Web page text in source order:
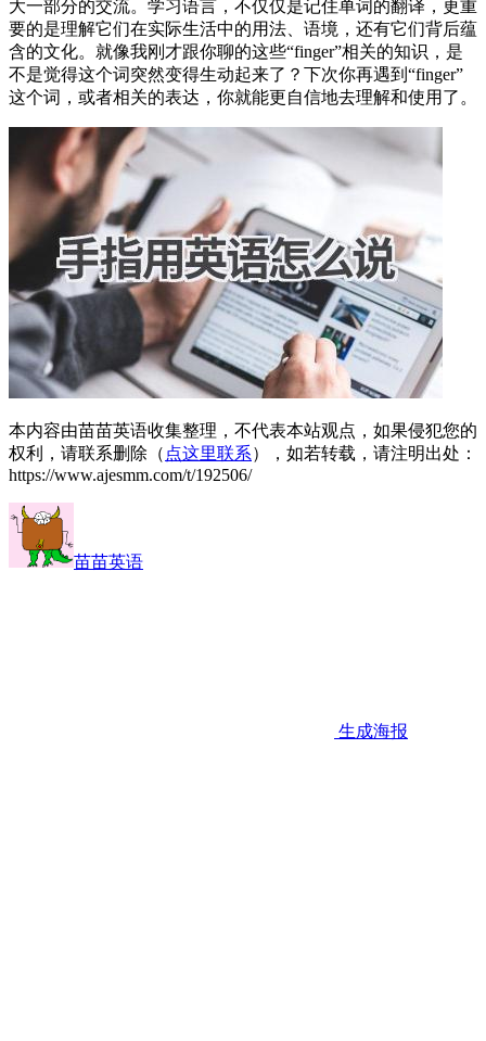
大一部分的交流。学习语言，不仅仅是记住单词的翻译，更重
要的是理解它们在实际生活中的用法、语境，还有它们背后蕴
含的文化。就像我刚才跟你聊的这些“finger”相关的知识，是
不是觉得这个词突然变得生动起来了？下次你再遇到“finger”
这个词，或者相关的表达，你就能更自信地去理解和使用了。
本内容由苗苗英语收集整理，不代表本站观点，如果侵犯您的
权利，请联系删除（ 点这里联系），如若转载，请注明出处：
https://www.ajesmm.com/t/192506/
苗苗英语
生成海报